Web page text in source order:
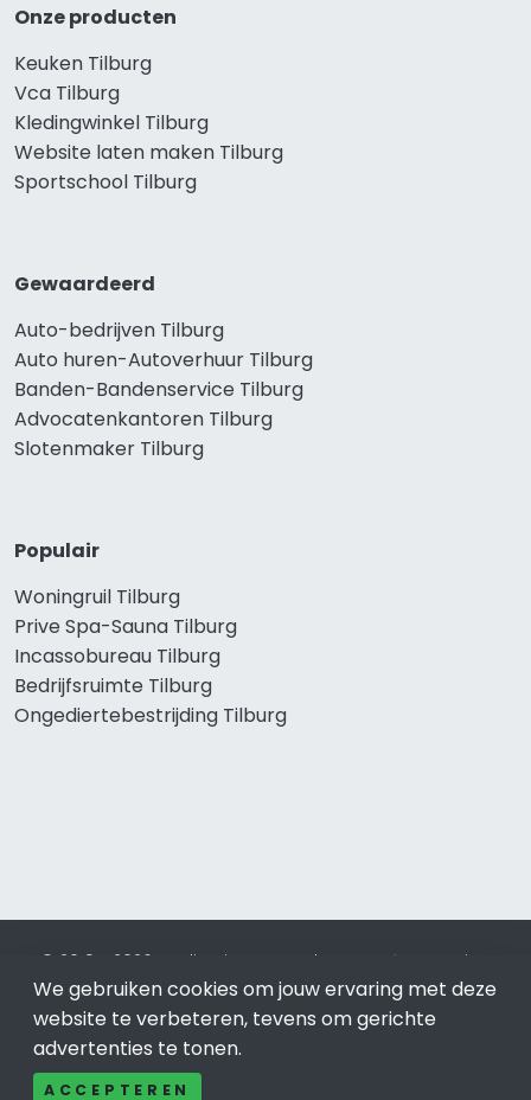
Onze producten
Keuken Tilburg
Vca Tilburg
Kledingwinkel Tilburg
Website laten maken Tilburg
Sportschool Tilburg
Gewaardeerd
Auto-bedrijven Tilburg
Auto huren-Autoverhuur Tilburg
Banden-Bandenservice Tilburg
Advocatenkantoren Tilburg
Slotenmaker Tilburg
Populair
Woningruil Tilburg
Prive Spa-Sauna Tilburg
Incassobureau Tilburg
Bedrijfsruimte Tilburg
Ongediertebestrijding Tilburg
© 2019 - 2026 Realisatie en SEO door SEO-bureau
Lion
Internet. Betaal alleen voor bewezen resultaten?SEO
optimalisatie No Cure No Pay.Tilburgis onderdeel van Lion
Internet.
We gebruiken cookies om jouw ervaring met deze
website te verbeteren, tevens om gerichte
advertenties te tonen.
ACCEPTEREN